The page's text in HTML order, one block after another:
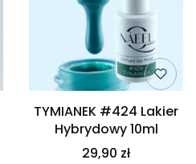
TYMIANEK #424 Lakier
Hybrydowy 10ml
29,90 zł